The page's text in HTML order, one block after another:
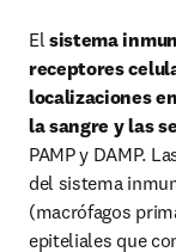
El sistema
receptores
localizaciones
la sangre y las
PAMP y DAMP.
del sistema
(macrófagos
epiteliales que